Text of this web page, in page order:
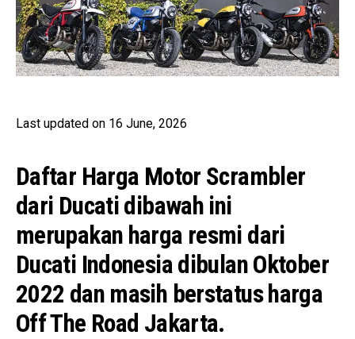
Last updated on 16 June, 2026
Daftar Harga Motor Scrambler
dari Ducati dibawah ini
merupakan harga resmi dari
Ducati Indonesia dibulan Oktober
2022 dan masih berstatus harga
Off The Road Jakarta.